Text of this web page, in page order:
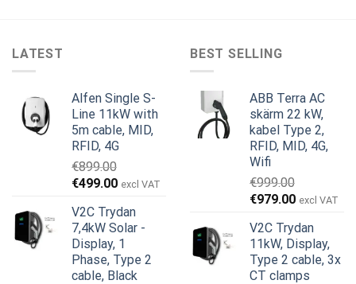
LATEST
Alfen Single S-
Line 11kW with
5m cable, MID,
RFID, 4G
€899.00
Det
priset
var:
€899.00.
€499.00Det
priset
är:
€499.00.
excl VAT
V2C Trydan
7,4kW Solar -
Display, 1
Phase, Type 2
cable, Black
BEST SELLING
ABB Terra AC
skärm 22 kW,
kabel Type 2,
RFID, MID, 4G,
Wifi
€999.00
Det
priset
var:
€999.00.
€979.00Det
priset
är:
€979.00.
excl VAT
V2C Trydan
11kW, Display,
Type 2 cable, 3x
CT clamps